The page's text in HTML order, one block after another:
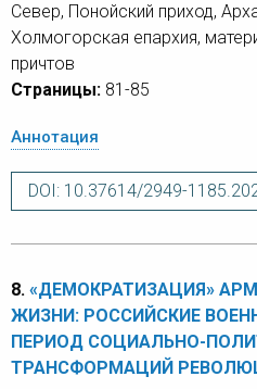
Север, Понойский приход,
Холмогорская епархия,
причтов
Страницы: 81-85
Аннотация
DOI: 10.37614/2949-
8. «ДЕМОКРАТИЗАЦИЯ»
ЖИЗНИ: РОССИЙСКИЕ
ПЕРИОД СОЦИАЛЬНО-
ТРАНСФОРМАЦИЙ